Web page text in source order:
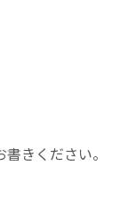
きください。